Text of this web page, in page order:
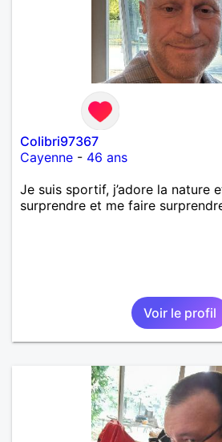
Colibri97367
Cayenne - 46 ans
Je suis sportif, j’adore la nature
surprendre et me faire
Voir le profil